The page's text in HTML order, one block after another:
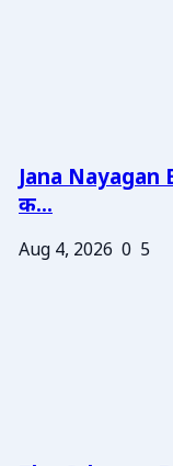
Jana Nayagan
क...
Aug 4, 2026 0 5